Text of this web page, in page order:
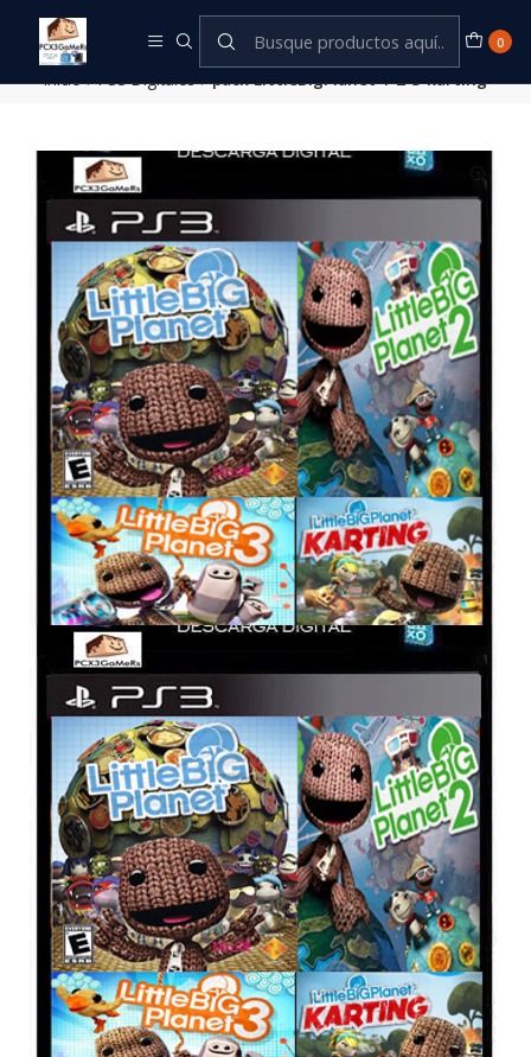
0
Inicio PS3 Digitales pack LittleBigPlanet 1-2-3-karting